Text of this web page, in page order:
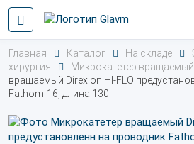
Главная Каталог На складе
хирургия
Микрокатетер вращаемый
вращаемый Direxion HI-FLO
Fathom-16, длина 130